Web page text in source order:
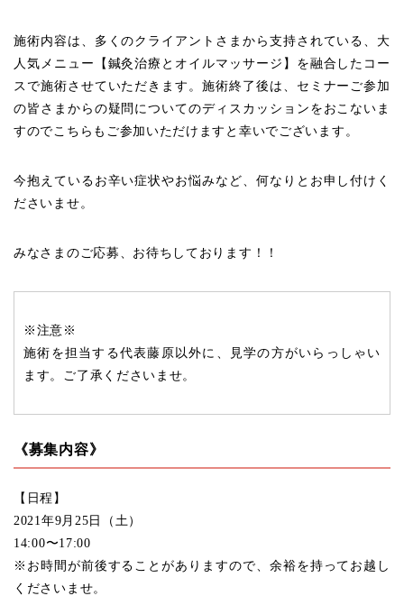
施術内容は、多くのクライアントさまから支持されている、大
人気メニュー【鍼灸治療とオイルマッサージ】を融合したコー
スで施術させていただきます。施術終了後は、セミナーご参加
の皆さまからの疑問についてのディスカッションをおこないま
すのでこちらもご参加いただけますと幸いでございます。
今抱えているお辛い症状やお悩みなど、何なりとお申し付けく
ださいませ。
みなさまのご応募、お待ちしております！！
※注意※
施術を担当する代表藤原以外に、見学の方がいらっしゃい
ます。ご了承くださいませ。
《募集内容》
【日程】
2021年9月25日（土）
14:00〜17:00
※お時間が前後することがありますので、余裕を持ってお越し
くださいませ。